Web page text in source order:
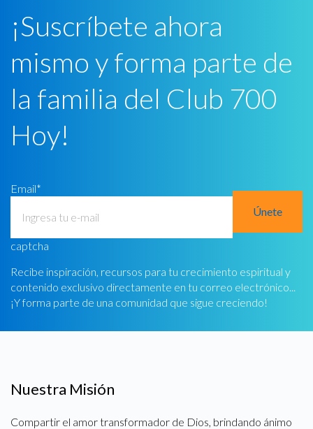
¡Suscríbete ahora
mismo y forma parte de
la familia del Club 700
Hoy!
Email*
captcha
Recibe inspiración, recursos para tu crecimiento espiritual y
contenido exclusivo directamente en tu correo electrónico...
¡Y forma parte de una comunidad que sigue creciendo!
Nuestra Misión
Compartir el amor transformador de Dios, brindando ánimo